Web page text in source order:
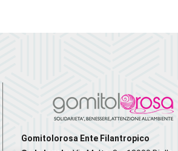
Gomitolorosa Ente Filantropico